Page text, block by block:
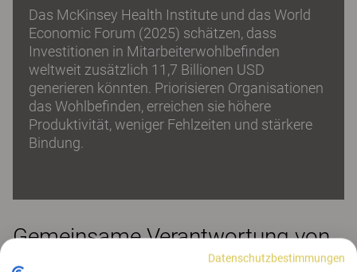
Das McKinsey Health Institute und das World
Economic Forum (2025) schätzen, dass
Investitionen in Mitarbeiterwohlbefinden
weltweit zusätzlich 11,7 Billionen USD
generieren könnten. Priorisieren Organisationen
das Wohlbefinden, erreichen sie höhere
Produktivität, weniger Fehlzeiten und stärkere
Bindung.
Gemeinsame Verantwortung von
HR und GeschäftsführungDatenschutzbestimmungen